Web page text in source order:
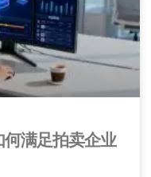
满足拍卖企业